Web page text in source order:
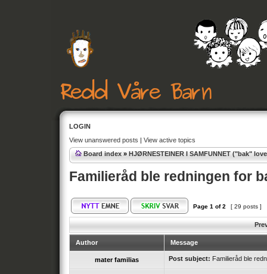
LOGIN
View unanswered posts | View active topics
Board index » HJØRNESTEINER I SAMFUNNET ("bak"
Familieråd ble redningen for
Page 1 of2 [ 29 posts ]
Author Message
mater familias Post subject: Familieråd ble